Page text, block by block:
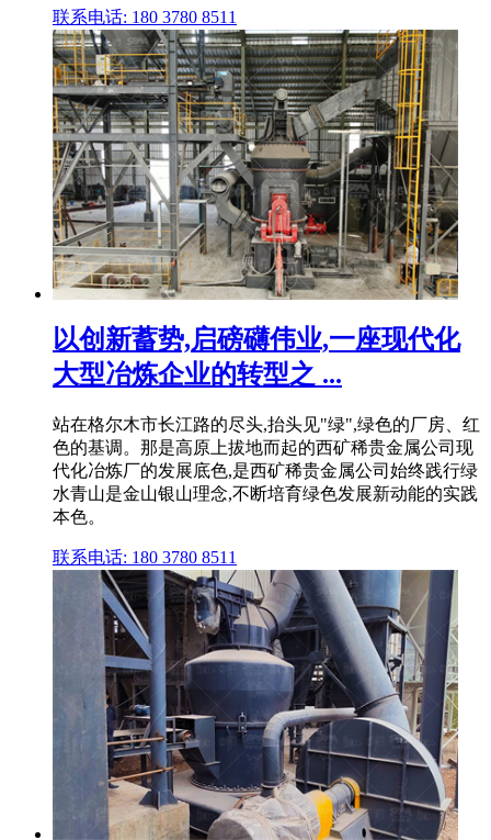
联系电话: 180 3780 8511
以创新蓄势,启磅礴伟业,一座现代化
大型冶炼企业的转型之 ...
站在格尔木市长江路的尽头,抬头见"绿",绿色的厂房、红
色的基调。那是高原上拔地而起的西矿稀贵金属公司现
代化冶炼厂的发展底色,是西矿稀贵金属公司始终践行绿
水青山是金山银山理念,不断培育绿色发展新动能的实践
本色。
联系电话: 180 3780 8511